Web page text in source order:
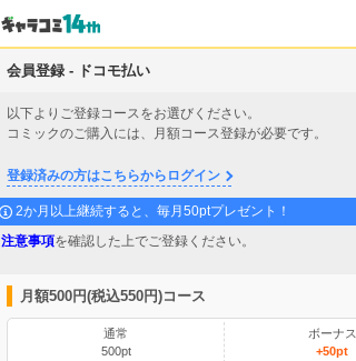
会員登録 - ドコモ払い
以下よりご登録コースをお選びください。
コミックのご購入には、月額コース登録が必要です。
登録済みの方はこちらからログイン
2か月以上継続すると、毎月50ptプレゼント！
注意事項を確認した上でご登録ください。
月額500円(税込550円)コース
通常
500pt
ボーナス
+50pt